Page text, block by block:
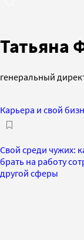
Татьяна
генеральный
Карьера и свой
Свой среди чужих:
брать на работу
другой сферы